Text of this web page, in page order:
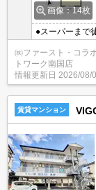
画像：14枚
●スーパーまで
配ボックス●防
㈱ファースト・コラ
トワーク南国店
情報更新日 2026/08/
賃貸マンション